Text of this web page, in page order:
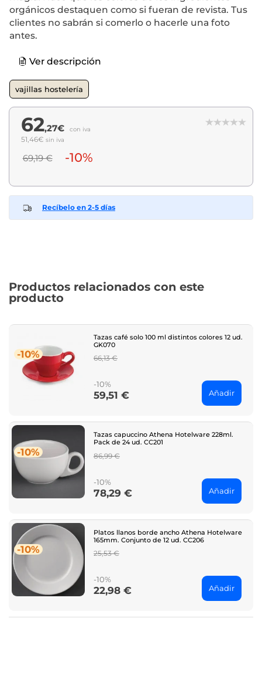
orgánicos destaquen como si fueran de revista. Tus
clientes no sabrán si comerlo o hacerle una foto
antes.
Ver descripción
vajillas hostelería
62,27€ con iva
51,46€ sin iva
69,19 € -10%
Recíbelo en 2-5 días
Productos relacionados con este
producto
-10%
Tazas café solo 100 ml distintos colores 12 ud.
GK070
Regular
66,13 €
-10%
Price
59,51 € Añadir
-10%
Tazas capuccino Athena Hotelware 228ml.
Pack de 24 ud. CC201
Regular
86,99 €
-10%
Price
78,29 € Añadir
-10%
Platos llanos borde ancho Athena Hotelware
165mm. Conjunto de 12 ud. CC206
Regular
25,53 €
-10%
Price
22,98 € Añadir